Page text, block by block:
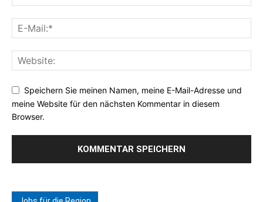
Speichern Sie meinen Namen, meine E-Mail-Adresse und
meine Website für den nächsten Kommentar in diesem
Browser.